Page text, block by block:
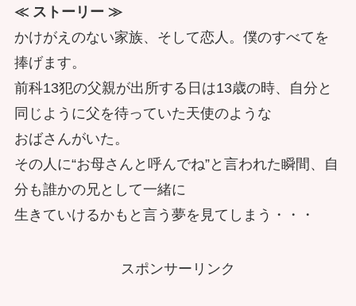
≪ ストーリー ≫
かけがえのない家族、そして恋人。僕のすべてを
捧げます。
前科13犯の父親が出所する日は13歳の時、自分と
同じように父を待っていた天使のような
おばさんがいた。
その人に“お母さんと呼んでね”と言われた瞬間、自
分も誰かの兄として一緒に
生きていけるかもと言う夢を見てしまう・・・
スポンサーリンク